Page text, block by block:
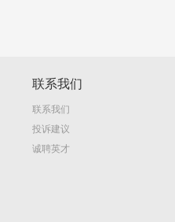
联系我们
联系我们
投诉建议
诚聘英才